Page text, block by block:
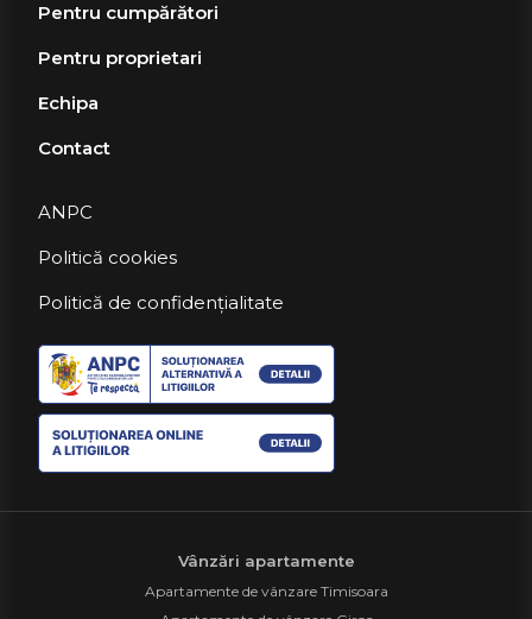
Pentru cumpărători
Pentru proprietari
Echipa
Contact
ANPC
Politică cookies
Politică de confidențialitate
Vânzări apartamente
Apartamente de vânzare Timisoara